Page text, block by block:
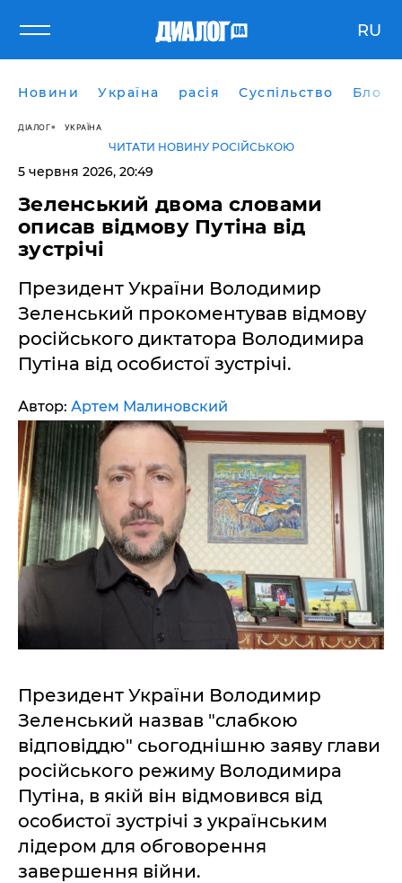
RU
Новини Україна расія Суспільство Блоги
ДІАЛОГ УКРАЇНА
ЧИТАТИ НОВИНУ РОСІЙСЬКОЮ
5 червня 2026, 20:49
​Зеленський двома словами
описав відмову Путіна від
зустрічі
Президент України Володимир
Зеленський прокоментував відмову
російського диктатора Володимира
Путіна від особистої зустрічі.
Автор: Артем Малиновский
Президент України Володимир
Зеленський назвав "слабкою
відповіддю" сьогоднішню заяву глави
російського режиму Володимира
Путіна, в якій він відмовився від
особистої зустрічі з українським
лідером для обговорення
завершення війни.